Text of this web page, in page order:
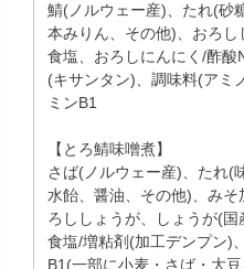
鯖(ノルウェー産)、たれ(砂
本みりん、その他)、おろし
食塩、おろしにんにく/酢酸
(キサンタン)、調味料(アミ
ミンB1
【とろ鯖味噌煮】
さば(ノルウェー産)、たれ(
水飴、醤油、その他)、み
ろししょうが、しょうが(国
食塩/増粘剤(加工デンプン)
B1(一部に小麦・さば・大